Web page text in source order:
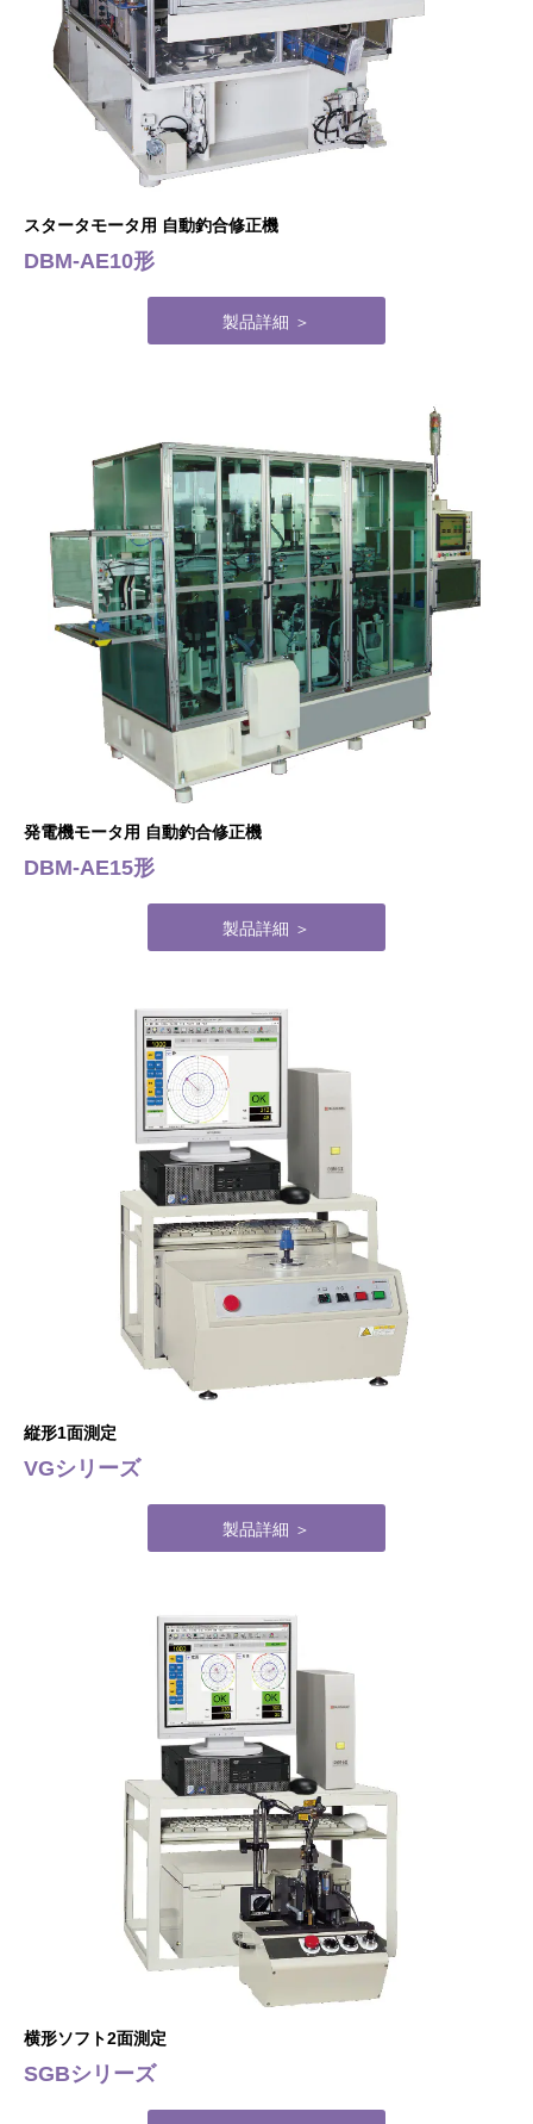
スタータモータ用 自動釣合修正機
DBM-AE10形
製品詳細 ＞
発電機モータ用 自動釣合修正機
DBM-AE15形
製品詳細 ＞
縦形1面測定
VGシリーズ
製品詳細 ＞
横形ソフト2面測定
SGBシリーズ